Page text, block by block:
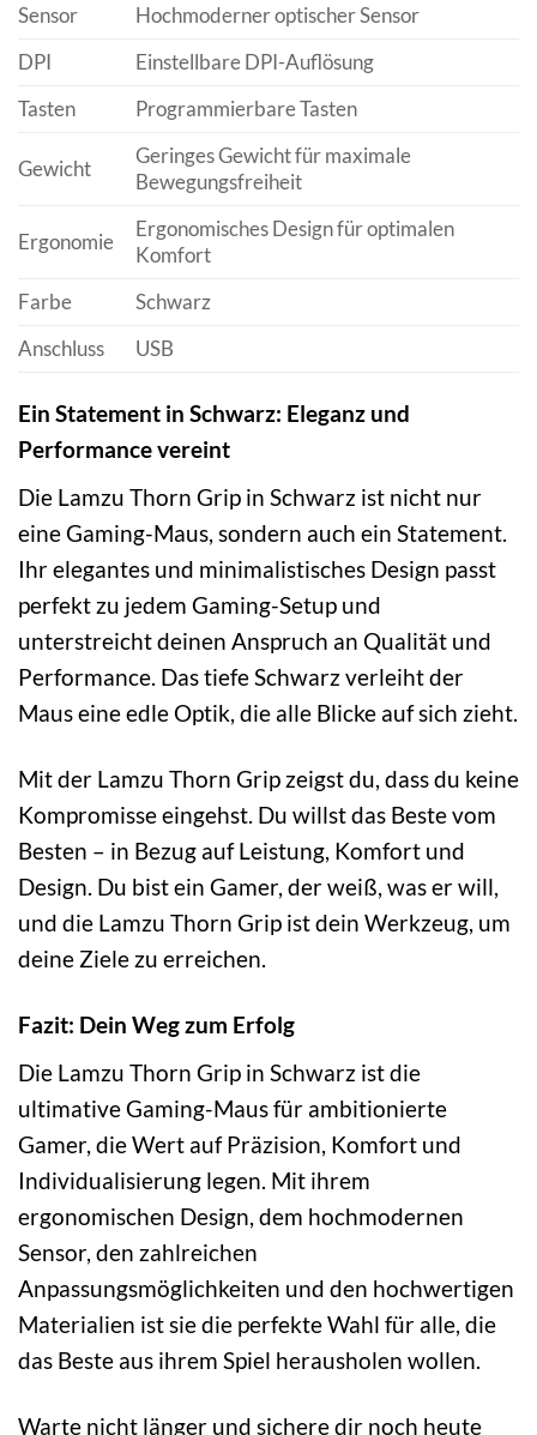
Sensor
Hochmoderner optischer Sensor
DPI
Einstellbare DPI-Auflösung
Tasten
Programmierbare Tasten
Gewicht
Geringes Gewicht für maximale
Bewegungsfreiheit
Ergonomie
Ergonomisches Design für optimalen
Komfort
Farbe
Schwarz
Anschluss
USB
Ein Statement in Schwarz: Eleganz und
Performance vereint
Die Lamzu Thorn Grip in Schwarz ist nicht nur
eine Gaming-Maus, sondern auch ein Statement.
Ihr elegantes und minimalistisches Design passt
perfekt zu jedem Gaming-Setup und
unterstreicht deinen Anspruch an Qualität und
Performance. Das tiefe Schwarz verleiht der
Maus eine edle Optik, die alle Blicke auf sich zieht.
Mit der Lamzu Thorn Grip zeigst du, dass du keine
Kompromisse eingehst. Du willst das Beste vom
Besten – in Bezug auf Leistung, Komfort und
Design. Du bist ein Gamer, der weiß, was er will,
und die Lamzu Thorn Grip ist dein Werkzeug, um
deine Ziele zu erreichen.
Fazit: Dein Weg zum Erfolg
Die Lamzu Thorn Grip in Schwarz ist die
ultimative Gaming-Maus für ambitionierte
Gamer, die Wert auf Präzision, Komfort und
Individualisierung legen. Mit ihrem
ergonomischen Design, dem hochmodernen
Sensor, den zahlreichen
Anpassungsmöglichkeiten und den hochwertigen
Materialien ist sie die perfekte Wahl für alle, die
das Beste aus ihrem Spiel herausholen wollen.
Warte nicht länger und sichere dir noch heute